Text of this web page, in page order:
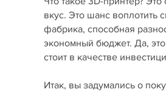
вкус. Это шанс
фабрика, способная
экономный бюджет. Да,
стоит в качестве
Итак, вы задумались о